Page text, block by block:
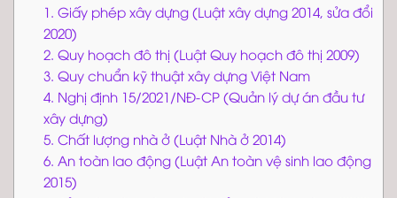
1. Giấy phép xây dựng (Luật xây dựng 2014, sửa đổi
2020)
2. Quy hoạch đô thị (Luật Quy hoạch đô thị 2009)
3. Quy chuẩn kỹ thuật xây dựng Việt Nam
4. Nghị định 15/2021/NĐ-CP (Quản lý dự án đầu tư
xây dựng)
5. Chất lượng nhà ở (Luật Nhà ở 2014)
6. An toàn lao động (Luật An toàn vệ sinh lao động
2015)